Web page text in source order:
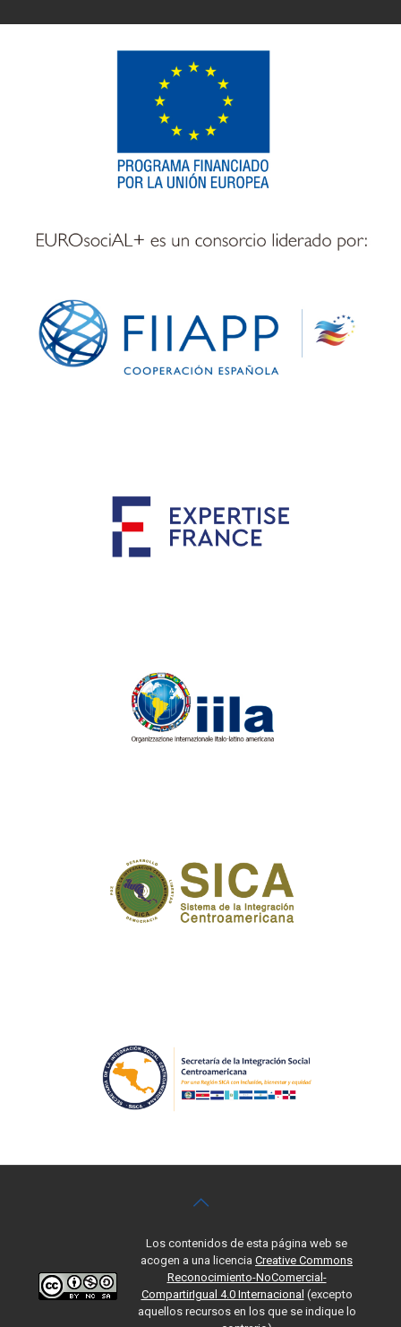
Los contenidos de esta página web se
acogen a una licencia Creative Commons
Reconocimiento-NoComercial-
CompartirIgual 4.0 Internacional (excepto
aquellos recursos en los que se indique lo